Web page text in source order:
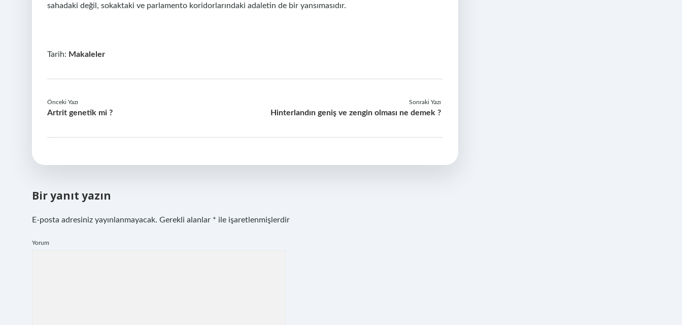
sahadaki değil, sokaktaki ve parlamento koridorlarındaki adaletin de bir yansımasıdır.
Tarih: Makaleler
Önceki Yazı
Artrit genetik mi ?
Sonraki Yazı
Hinterlandın geniş ve zengin olması ne demek ?
Bir yanıt yazın
E-posta adresiniz yayınlanmayacak. Gerekli alanlar * ile işaretlenmişlerdir
Yorum